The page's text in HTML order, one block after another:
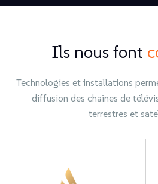
Ils nous font
Technologies et installations
diffusion des chaînes de
terrestres et